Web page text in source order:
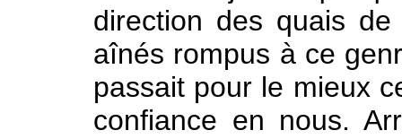
direction des quais
aînés rompus à ce
passait pour le mieux
confiance en nous.